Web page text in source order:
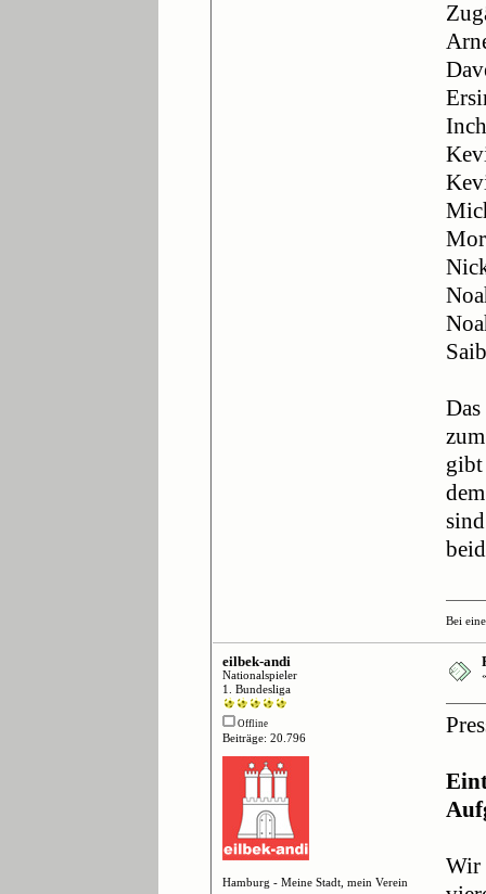
gibt
Bei
eilbek-andi
Nationalspieler
1. Bundesliga
Offline
Beiträge: 20.796
Hamburg - Meine Stadt, mein Verein
Wir